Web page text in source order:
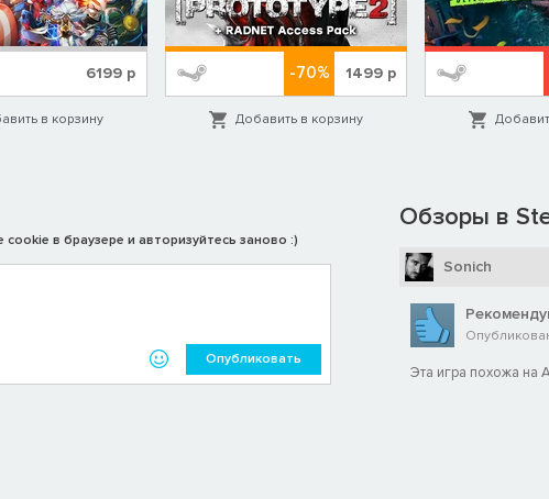
6199 р
в корзину
-70% 1499р
Добавить в корзину
в браузере и авторизуйтесь заново :)
Опубликовать
Обзоры в
Sonich
Эта игра похожа на